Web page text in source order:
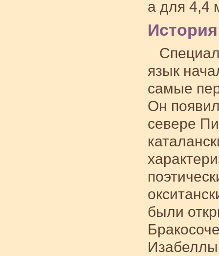
а для 4,4
язык
самые
Он
севере
были
Изабеллы